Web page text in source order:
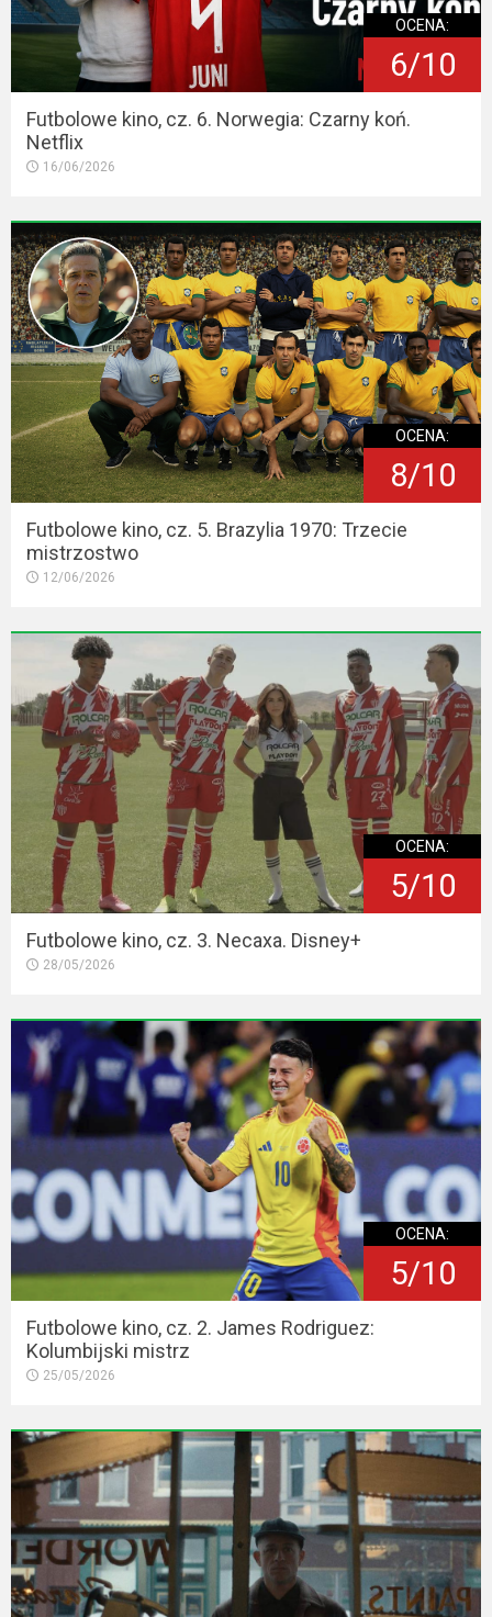
OCENA:
6/10
Futbolowe kino, cz. 6. Norwegia: Czarny koń.
Netflix
16/06/2026
OCENA:
8/10
Futbolowe kino, cz. 5. Brazylia 1970: Trzecie
mistrzostwo
12/06/2026
OCENA:
5/10
Futbolowe kino, cz. 3. Necaxa. Disney+
28/05/2026
OCENA:
5/10
Futbolowe kino, cz. 2. James Rodriguez:
Kolumbijski mistrz
25/05/2026